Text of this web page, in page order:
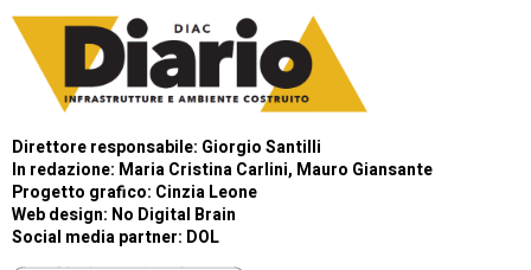
Direttore responsabile: Giorgio Santilli
In redazione: Maria Cristina Carlini, Mauro Giansante
Progetto grafico: Cinzia Leone
Web design: No Digital Brain
Social media partner: DOL